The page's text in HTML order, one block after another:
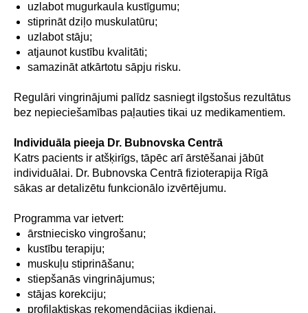
uzlabot mugurkaula kustīgumu;
stiprināt dziļo muskulatūru;
uzlabot stāju;
atjaunot kustību kvalitāti;
samazināt atkārtotu sāpju risku.
Regulāri vingrinājumi palīdz sasniegt ilgstošus rezultātus
bez nepieciešamības paļauties tikai uz medikamentiem.
Individuāla pieeja Dr. Bubnovska Centrā
Katrs pacients ir atšķirīgs, tāpēc arī ārstēšanai jābūt
individuālai. Dr. Bubnovska Centrā fizioterapija Rīgā
sākas ar detalizētu funkcionālo izvērtējumu.
Programma var ietvert:
ārstniecisko vingrošanu;
kustību terapiju;
muskuļu stiprināšanu;
stiepšanās vingrinājumus;
stājas korekciju;
profilaktiskas rekomendācijas ikdienai.